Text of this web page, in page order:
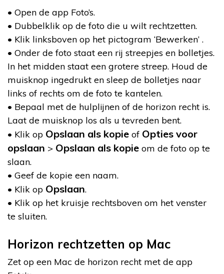
• Open de app Foto’s.
• Dubbelklik op de foto die u wilt rechtzetten.
• Klik linksboven op het pictogram ‘Bewerken’ .
• Onder de foto staat een rij streepjes en bolletjes.
In het midden staat een grotere streep. Houd de
muisknop ingedrukt en sleep de bolletjes naar
links of rechts om de foto te kantelen.
• Bepaal met de hulplijnen of de horizon recht is.
Laat de muisknop los als u tevreden bent.
• Klik op Opslaan als kopie of Opties voor
opslaan > Opslaan als kopie om de foto op te
slaan.
• Geef de kopie een naam.
• Klik op Opslaan.
• Klik op het kruisje rechtsboven om het venster
te sluiten.
Horizon rechtzetten op Mac
Zet op een Mac de horizon recht met de app